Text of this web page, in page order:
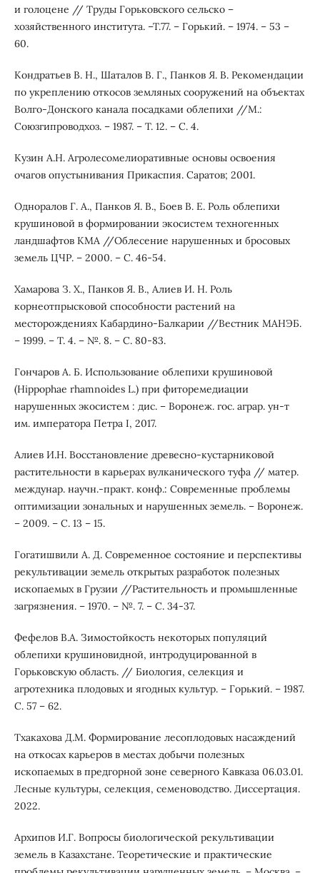
и голоцене // Труды Горьковского сельско –
хозяйственного института. –Т.77. – Горький. – 1974. – 53 –
60.
Кондратьев В. Н., Шаталов В. Г., Панков Я. В. Рекомендации
по укреплению откосов земляных сооружений на объектах
Волго-Донского канала посадками облепихи //М.:
Союзгипроводхоз. – 1987. – Т. 12. – С. 4.
Кузин А.Н. Агролесомелиоративные основы освоения
очагов опустынивания Прикаспия. Саратов; 2001.
Одноралов Г. А., Панков Я. В., Боев В. Е. Роль облепихи
крушиновой в формировании экосистем техногенных
ландшафтов КМА //Облесение нарушенных и бросовых
земель ЦЧР. – 2000. – С. 46-54.
Хамарова З. Х., Панков Я. В., Алиев И. Н. Роль
корнеотпрысковой способности растений на
месторождениях Кабардино-Балкарии //Вестник МАНЭБ.
– 1999. – Т. 4. – №. 8. – С. 80-83.
Гончаров А. Б. Использование облепихи крушиновой
(Hippophae rhamnoides L.) при фиторемедиации
нарушенных экосистем : дис. – Воронеж. гос. аграр. ун-т
им. императора Петра I, 2017.
Алиев И.Н. Восстановление древесно-кустарниковой
растительности в карьерах вулканического туфа // матер.
междунар. научн.-практ. конф.: Современные проблемы
оптимизации зональных и нарушенных земель. – Воронеж.
– 2009. – С. 13 – 15.
Гогатишвили А. Д. Современное состояние и перспективы
рекультивации земель открытых разработок полезных
ископаемых в Грузии //Растительность и промышленные
загрязнения. – 1970. – №. 7. – С. 34-37.
Фефелов В.А. Зимостойкость некоторых популяций
облепихи крушиновидной, интродуцированной в
Горьковскую область. // Биология, селекция и
агротехника плодовых и ягодных культур. – Горький. – 1987.
С. 57 – 62.
Тхакахова Д.М. Формирование лесоплодовых насаждений
на откосах карьеров в местах добычи полезных
ископаемых в предгорной зоне северного Кавказа 06.03.01.
Лесные культуры, селекция, семеноводство. Диссертация.
2022.
Архипов И.Г. Вопросы биологической рекультивации
земель в Казахстане. Теоретические и практические